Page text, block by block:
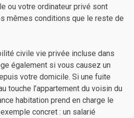
ou votre ordinateur privé sont
mêmes conditions que le reste de
civile vie privée incluse dans
également si vous causez un
votre domicile. Si une fuite
touche l’appartement du voisin du
habitation prend en charge le
concret : un salarié